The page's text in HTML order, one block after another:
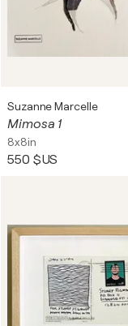
Suzanne Marcelle
Mimosa 1
8x8in
550 $US